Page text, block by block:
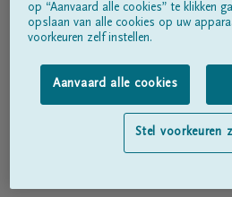
© DELA
op “Aanvaard alle cookies” te klikken
opslaan van alle cookies op uw
voorkeuren zelf instellen.
Aanvaard alle cookies
Stel voorkeuren